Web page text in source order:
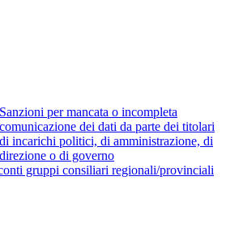
Sanzioni per mancata o incompleta
comunicazione dei dati da parte dei titolari
di incarichi politici, di amministrazione, di
direzione o di governo
gruppi consiliari regionali/provinciali